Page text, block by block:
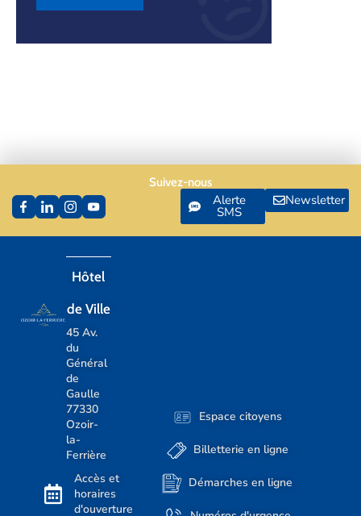
Hôtel
de Ville
45 Av.
du
Général
de
Gaulle
77330
Ozoir-
la-
Ferrière
Accès et
horaires
d'ouverture
Espace citoyens
Billetterie en ligne
Démarches en ligne
Suivez-nous
Alerte
SMS
Newsletter